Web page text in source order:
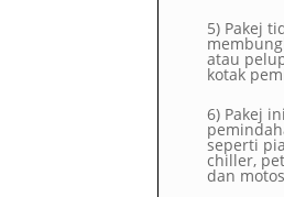
5) Pakej
atau
kotak
6) Pakej
seperti
chiller,
dan